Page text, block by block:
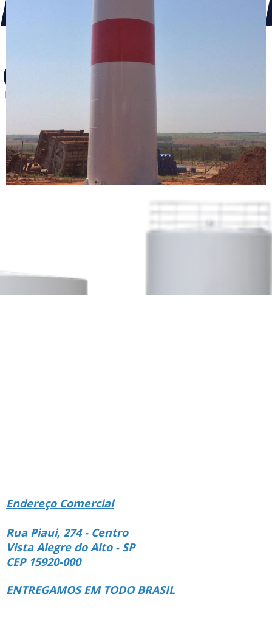
Endereço Comercial
Rua Piaui, 274 - Centro
Vista Alegre do Alto - SP
CEP 15920-000
ENTREGAMOS EM TODO BRASIL